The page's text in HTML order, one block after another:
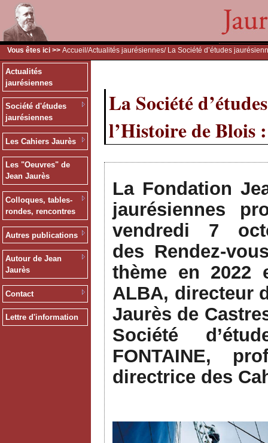
Vous êtes ici >> Accueil /Actualités jaurésiennes/ La Société d’études
Actualités
jaurésiennes
Société d'études
jaurésiennes
Les Cahiers Jaurès
Les "Oeuvres" de
Jean Jaurès
Colloques, tables-
rondes, rencontres
Autres publications
Autour de Jean
Jaurès
Contact
Lettre d'information
La Société
l’Histoire de Blois
La Fondation
jaurésiennes
vendredi 7
des Rendez-
thème en 2022
ALBA, directeur
Jaurès de
Société
FONTAINE,
directrice des